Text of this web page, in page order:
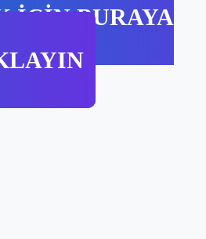
İÇİN BURAYA